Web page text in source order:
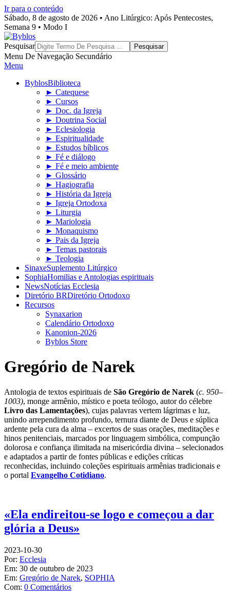
Ir para o conteúdo
Sábado, 8 de agosto de 2026 • Ano Litúrgico: Após Pentecostes,
Semana 9 • Modo I
Byblos
Pesquisar
Menu De Navegação Secundário
Menu
ByblosBiblioteca
► Catequese
► Cursos
► Doc. da Igreja
► Doutrina Social
► Eclesiologia
► Espiritualidade
► Estudos bíblicos
► Fé e diálogo
► Fé e meio ambiente
► Glossário
► Hagiografia
► História da Igreja
► Igreja Ortodoxa
► Liturgia
► Mariologia
► Monaquismo
► Pais da Igreja
► Temas pastorais
► Teologia
SinaxeSuplemento Litúrgico
SophiaHomilias e Antologias espirituais
NewsNotícias Ecclesia
Diretório BRDiretório Ortodoxo
Recursos
Synaxarion
Calendário Ortodoxo
Kanonion-2026
Byblos Store
Gregório de Narek
Antologia de textos espirituais de São Gregório de Narek (c. 950–
1003), monge armênio, místico e poeta teólogo, autor do célebre
Livro das Lamentações), cujas palavras vertem lágrimas e luz,
unindo arrependimento profundo, ternura diante de Deus e súplica
ardente pela cura da alma – excertos de suas orações, meditações e
hinos penitenciais, marcados por linguagem simbólica, compunção
dolorosa e confiança ilimitada na misericórdia divina – selecionados
e adaptados a partir de fontes públicas e edições críticas
reconhecidas, incluindo coleções espirituais armênias tradicionais e
o portal Evangelho Cotidiano.
«Ela endireitou-se logo e começou a dar
glória a Deus»
2023-10-30
Por: Ecclesia
Em: 30 de outubro de 2023
Em: Gregório de Narek, SOPHIA
Com: 0 Comentários